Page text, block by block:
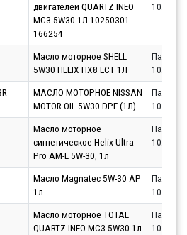
двигателей QUARTZ INEO
MC3 5W30 1Л 10250301
166254
Масло моторное SHELL
5W30 HELIX HX8 ECT 1Л
Партнёр
МАСЛО МОТОРНОЕ NISSAN
MOTOR OIL 5W30 DPF (1Л)
Партнёр
Масло моторное
синтетическое Helix Ultra
Pro AM-L 5W-30, 1л
Партнёр
Масло Magnatec 5W-30 AP
1л
Партнёр
Масло моторное TOTAL
QUARTZ INEO MC3 5W30 1л
Партнёр